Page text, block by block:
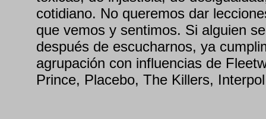
cotidiano. No queremos dar
que vemos y sentimos. Si alguien
después de escucharnos, ya
agrupación con influencias de
Prince, Placebo, The Killers,